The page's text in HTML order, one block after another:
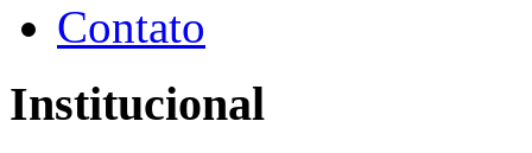
Contato
Institucional